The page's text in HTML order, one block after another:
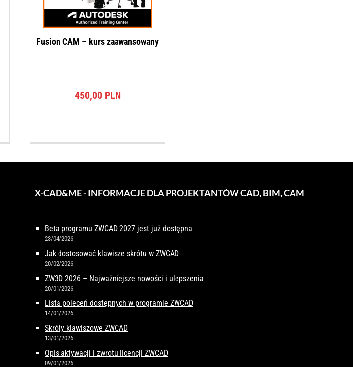
Fusion CAM – kurs zaawansowany
450,00 PLN
X-CAD&ME - INFORMACJE DLA PROJEKTANTÓW CAD, BIM, CAM
Beta programu ZWCAD 2027 jest już dostępna
23/04/2026
Jak dostosować klawisze skrótu w ZWCAD
20/02/2026
ZW3D 2026 – Najważniejsze nowości i ulepszenia
20/01/2026
Lista poleceń dostępnych w programie ZWCAD
14/01/2026
Skróty klawiszowe ZWCAD
13/01/2026
Opis aktywacji i zwrotu licencji ZWCAD
09/01/2026